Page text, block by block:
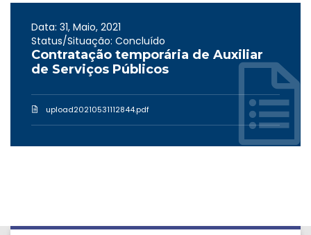
Data: 31, Maio, 2021
Status/Situação: Concluído
Contratação temporária de Auxiliar
de Serviços Públicos
upload20210531112844.pdf